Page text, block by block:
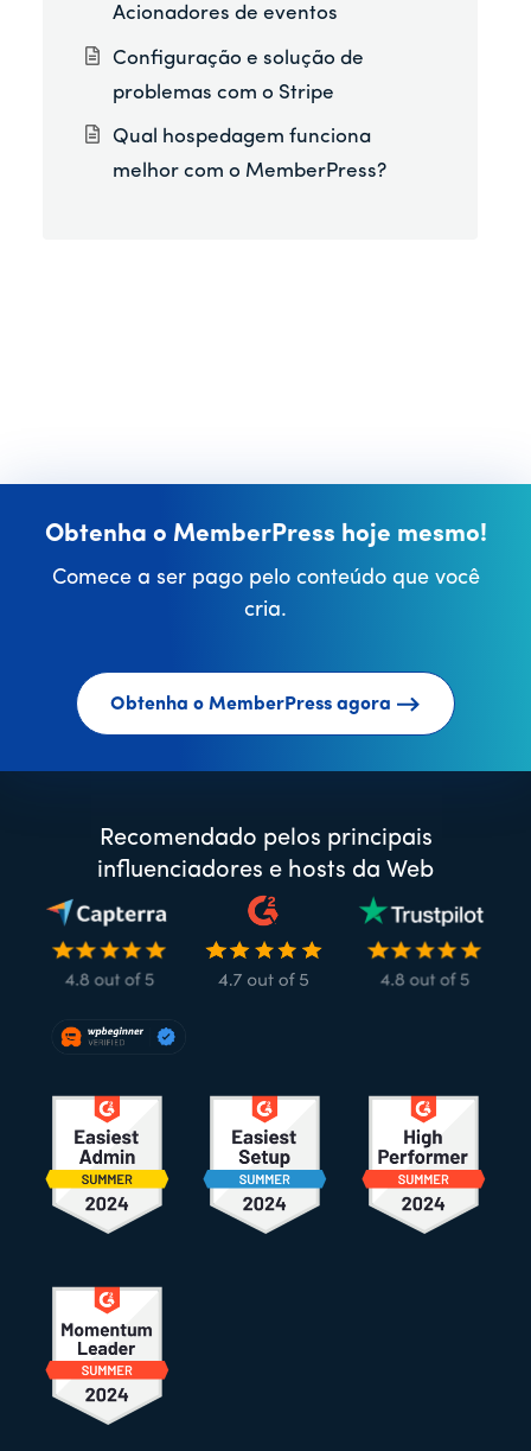
Acionadores de eventos
Configuração e solução de
problemas com o Stripe
Qual hospedagem funciona
melhor com o MemberPress?
Obtenha o MemberPress hoje mesmo!
Comece a ser pago pelo conteúdo que você
cria.
Obtenha o MemberPress agora
Recomendado pelos principais
influenciadores e hosts da Web